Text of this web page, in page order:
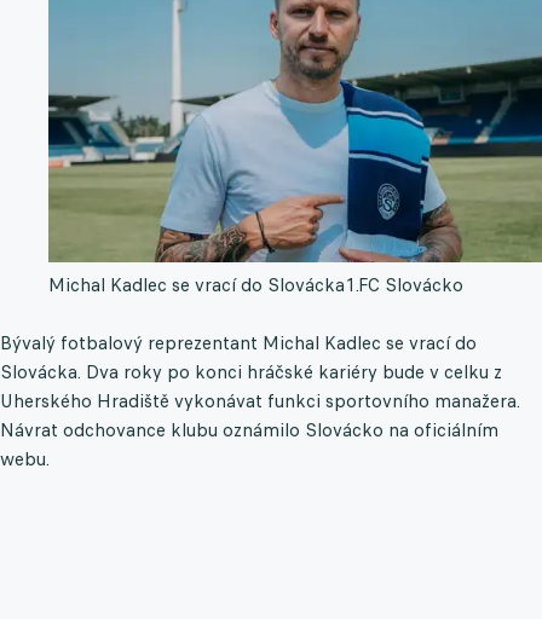
Michal Kadlec se vrací do Slovácka1.FC Slovácko
Bývalý fotbalový reprezentant Michal Kadlec se vrací do
Slovácka. Dva roky po konci hráčské kariéry bude v celku z
Uherského Hradiště vykonávat funkci sportovního manažera.
Návrat odchovance klubu oznámilo Slovácko na oficiálním
webu.